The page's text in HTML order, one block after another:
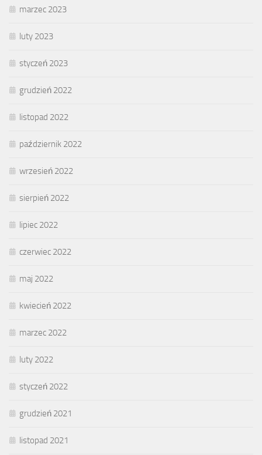
marzec 2023
luty 2023
styczeń 2023
grudzień 2022
listopad 2022
październik 2022
wrzesień 2022
sierpień 2022
lipiec 2022
czerwiec 2022
maj 2022
kwiecień 2022
marzec 2022
luty 2022
styczeń 2022
grudzień 2021
listopad 2021